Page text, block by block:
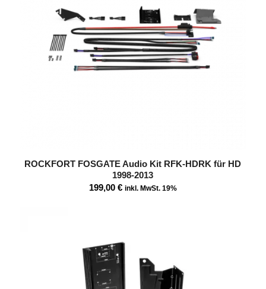
ROCKFORT FOSGATE Audio Kit RFK-HDRK für HD
1998-2013
199,00 € inkl. MwSt. 19%